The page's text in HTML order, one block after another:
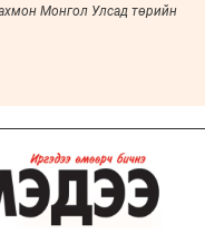
Монгол Улсад төрийн